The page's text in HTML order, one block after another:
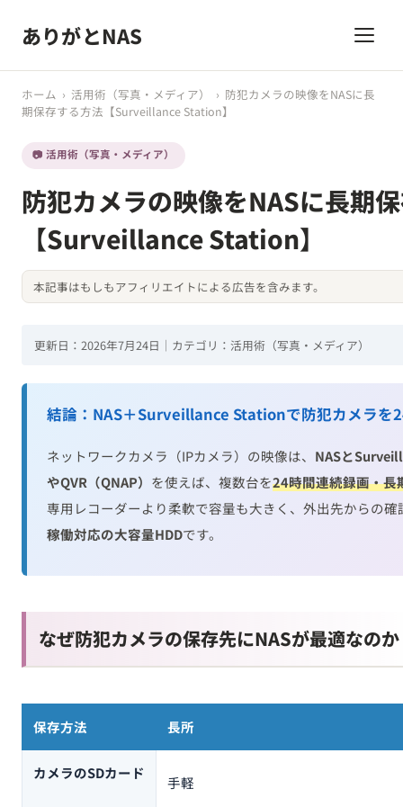
ありがとNAS
ホーム › 活用術（写真・メディア） › 防犯カメラの映像をNASに長
期保存する方法【Surveillance Station】
📷 活用術（写真・メディア）
防犯カメラの映像をNASに長期
【Surveillance Station】
本記事はもしもアフィリエイトによる広告を含みます。
更新日：2026年7月24日｜カテゴリ：活用術（写真・メディア）
結論：NAS＋Surveillance Stationで防犯カメラを
ネットワークカメラ（IPカメラ）の映像は、 NASと
やQVR（QNAP） を使えば、複数台を24時間連続録画・長
専用レコーダーより柔軟で容量も大きく、外出先からの
稼働対応の大容量HDDです。
なぜ防犯カメラの保存先にNASが最適なのか
保存方法 長所
カメラのSDカード
手軽